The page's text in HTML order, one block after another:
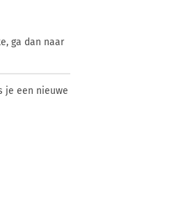
ga dan naar
je een nieuwe